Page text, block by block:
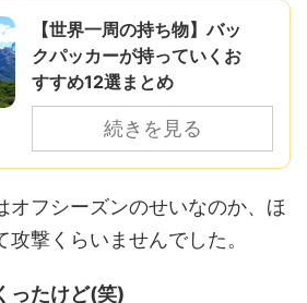
【世界一周の持ち物】バッ
クパッカーが持っていくお
すすめ12選まとめ
続きを見る
オフシーズンのせいなのか、ほ
攻撃くらいませんでした。
ったけど(笑)